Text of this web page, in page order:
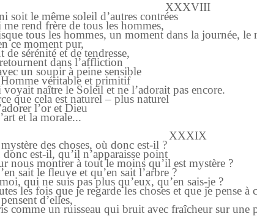
XXXVIII
soit le même soleil d’autres contrées
me rend frère de tous les hommes,
tous les hommes, un moment dans la journée, le
ce moment pur,
de sérénité et de tendresse,
dans l’affliction
un soupir à peine sensible
véritable et primitif
voyait naître le Soleil et ne l’adorait pas encore.
que cela est naturel – plus naturel
l’or et Dieu
et la morale...
XXXIX
des choses, où donc est-il ?
donc est-il, qu’il n’apparaisse point
nous montrer à tout le moins qu’il est mystère ?
sait le fleuve et qu’en sait l’arbre ?
qui ne suis pas plus qu’eux, qu’en sais-je ?
les fois que je regarde les choses et que je pense à
d’elles,
comme un ruisseau qui bruit avec fraîcheur sur une